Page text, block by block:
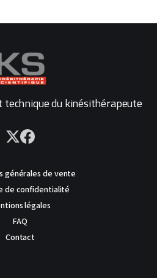
technique du kinésithérapeute
générales de vente
de confidentialité
légales
FAQ
Contact